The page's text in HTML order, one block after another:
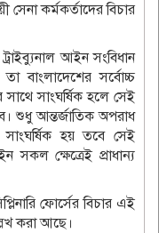
সেনা কর্মকর্তাদের বিচার
আইন সংবিধান
বাংলাদেশের সর্বোচ্চ
সাংঘর্ষিক হলে সেই
শুধু আন্তর্জাতিক অপরাধ
সাংঘর্ষিক হয় তবে সেই
ক্ষেত্রেই প্রাধান্য
ফোর্সের বিচার এই
করা আছে।